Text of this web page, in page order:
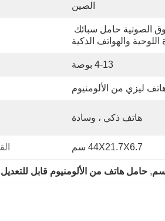
الصين
اللوحية والهواتف الذكية
4-13 بوصة
ليزي من الألومنيوم
هاتف ذكي ، وسادة
44X21.7X6.7 سم
, حامل هاتف من الألومنيوم قابل للتعديل 360 درجة